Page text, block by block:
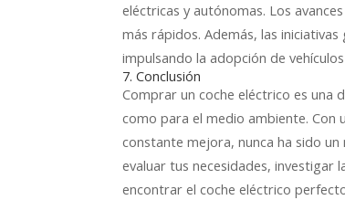
eléctricas y autónomas. Los
más rápidos. Además, las
impulsando la adopción de
7. Conclusión
Comprar un coche eléctrico es una
como para el medio ambiente. Con
constante mejora, nunca ha sido
evaluar tus necesidades, investigar
encontrar el coche eléctrico